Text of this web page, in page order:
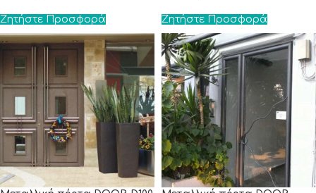
Ζητήστε Προσφορά Ζητήστε Προσφορά